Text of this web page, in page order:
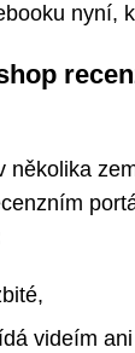
nyní,
několika
videím